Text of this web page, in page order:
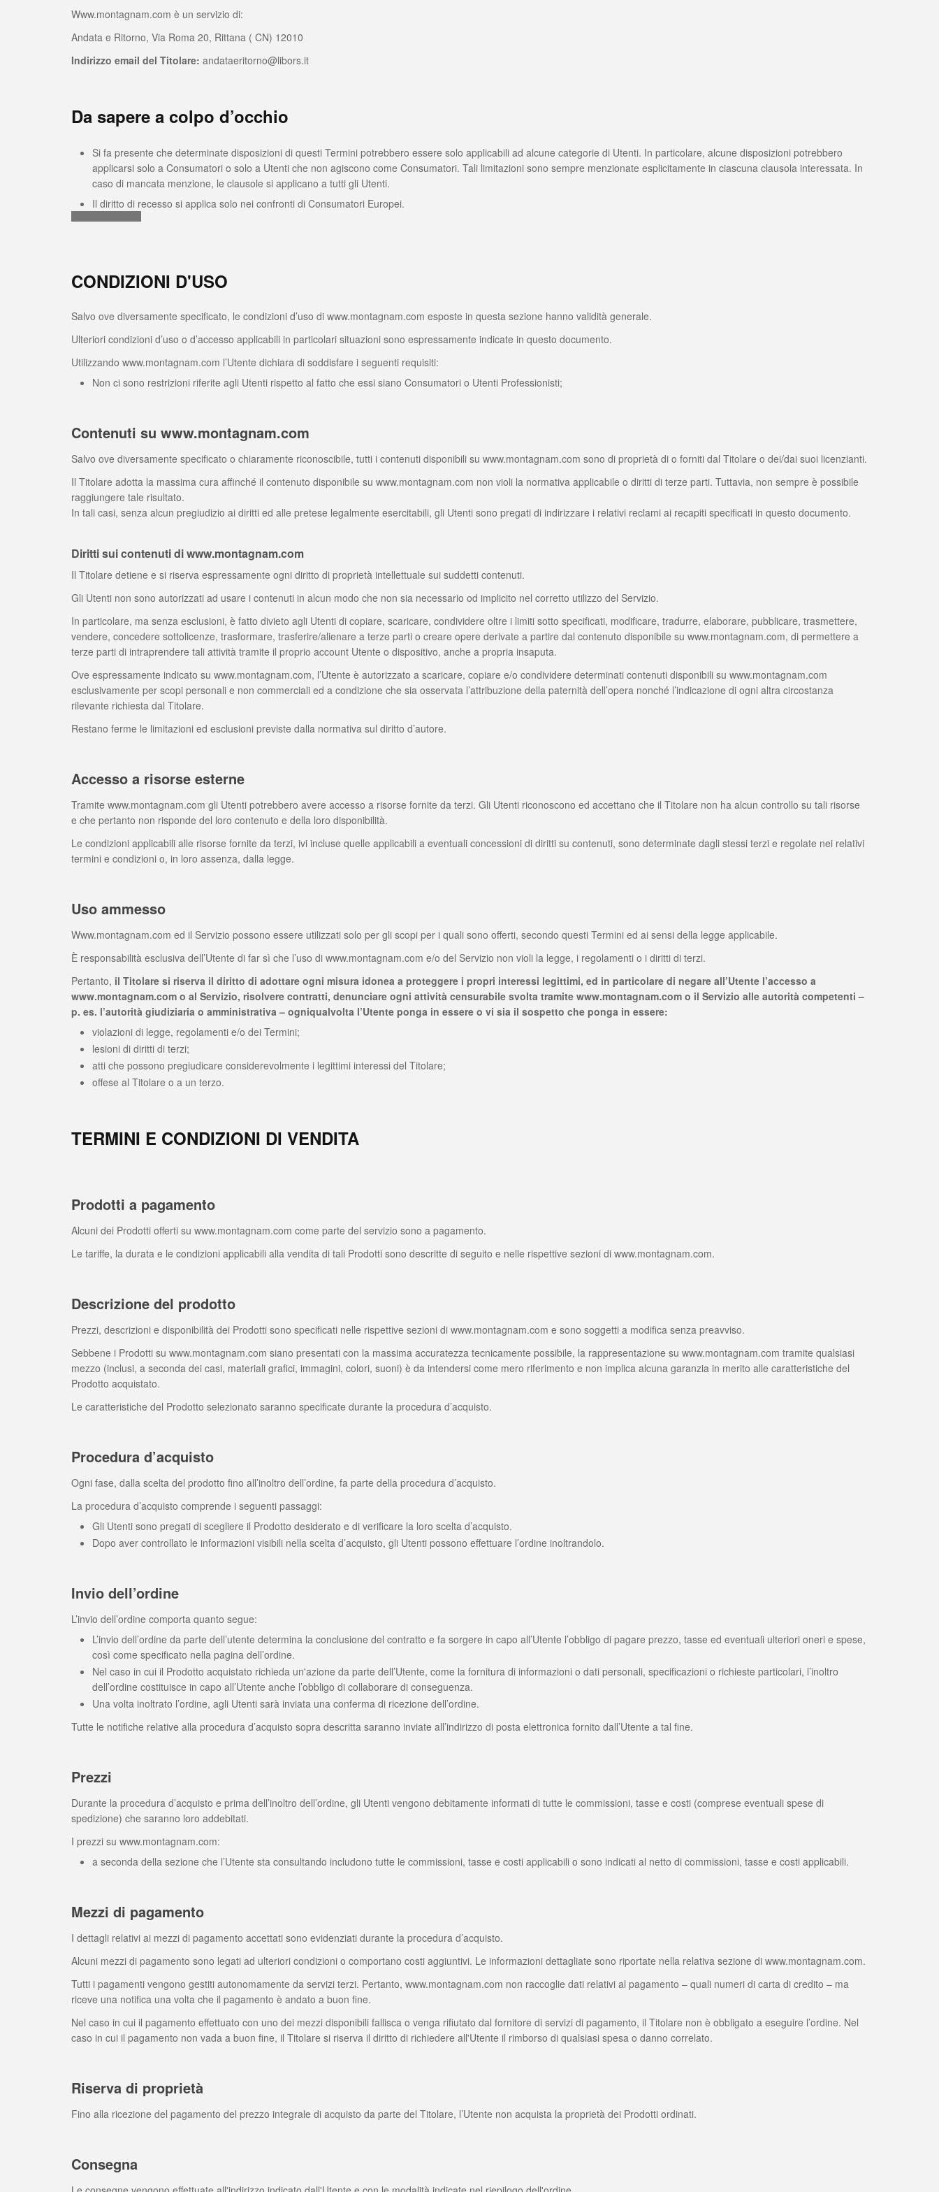
Www.montagnam.com è un servizio di:
Andata e Ritorno, Via Roma 20, Rittana ( CN) 12010
Indirizzo email del Titolare: andataeritorno@libors.it
Da sapere a colpo d’occhio
Si fa presente che determinate disposizioni di questi Termini potrebbero essere solo applicabili ad alcune categorie di Utenti. In particolare, alcune disposizioni potrebbero
applicarsi solo a Consumatori o solo a Utenti che non agiscono come Consumatori. Tali limitazioni sono sempre menzionate esplicitamente in ciascuna clausola interessata. In
caso di mancata menzione, le clausole si applicano a tutti gli Utenti.
Il diritto di recesso si applica solo nei confronti di Consumatori Europei.
CONDIZIONI D'USO
Salvo ove diversamente specificato, le condizioni d’uso di www.montagnam.com esposte in questa sezione hanno validità generale.
Ulteriori condizioni d’uso o d’accesso applicabili in particolari situazioni sono espressamente indicate in questo documento.
Utilizzando www.montagnam.com l’Utente dichiara di soddisfare i seguenti requisiti:
Non ci sono restrizioni riferite agli Utenti rispetto al fatto che essi siano Consumatori o Utenti Professionisti;
Contenuti su www.montagnam.com
Salvo ove diversamente specificato o chiaramente riconoscibile, tutti i contenuti disponibili su www.montagnam.com sono di proprietà di o forniti dal Titolare o dei/dai suoi licenzianti.
Il Titolare adotta la massima cura affinché il contenuto disponibile su www.montagnam.com non violi la normativa applicabile o diritti di terze parti. Tuttavia, non sempre è possibile
raggiungere tale risultato.
In tali casi, senza alcun pregiudizio ai diritti ed alle pretese legalmente esercitabili, gli Utenti sono pregati di indirizzare i relativi reclami ai recapiti specificati in questo documento.
Diritti sui contenuti di www.montagnam.com
Il Titolare detiene e si riserva espressamente ogni diritto di proprietà intellettuale sui suddetti contenuti.
Gli Utenti non sono autorizzati ad usare i contenuti in alcun modo che non sia necessario od implicito nel corretto utilizzo del Servizio.
In particolare, ma senza esclusioni, è fatto divieto agli Utenti di copiare, scaricare, condividere oltre i limiti sotto specificati, modificare, tradurre, elaborare, pubblicare, trasmettere,
vendere, concedere sottolicenze, trasformare, trasferire/alienare a terze parti o creare opere derivate a partire dal contenuto disponibile su www.montagnam.com, di permettere a
terze parti di intraprendere tali attività tramite il proprio account Utente o dispositivo, anche a propria insaputa.
Ove espressamente indicato su www.montagnam.com, l’Utente è autorizzato a scaricare, copiare e/o condividere determinati contenuti disponibili su www.montagnam.com
esclusivamente per scopi personali e non commerciali ed a condizione che sia osservata l’attribuzione della paternità dell’opera nonché l’indicazione di ogni altra circostanza
rilevante richiesta dal Titolare.
Restano ferme le limitazioni ed esclusioni previste dalla normativa sul diritto d’autore.
Accesso a risorse esterne
Tramite www.montagnam.com gli Utenti potrebbero avere accesso a risorse fornite da terzi. Gli Utenti riconoscono ed accettano che il Titolare non ha alcun controllo su tali risorse
e che pertanto non risponde del loro contenuto e della loro disponibilità.
Le condizioni applicabili alle risorse fornite da terzi, ivi incluse quelle applicabili a eventuali concessioni di diritti su contenuti, sono determinate dagli stessi terzi e regolate nei relativi
termini e condizioni o, in loro assenza, dalla legge.
Uso ammesso
Www.montagnam.com ed il Servizio possono essere utilizzati solo per gli scopi per i quali sono offerti, secondo questi Termini ed ai sensi della legge applicabile.
È responsabilità esclusiva dell’Utente di far sì che l’uso di www.montagnam.com e/o del Servizio non violi la legge, i regolamenti o i diritti di terzi.
Pertanto, il Titolare si riserva il diritto di adottare ogni misura idonea a proteggere i propri interessi legittimi, ed in particolare di negare all’Utente l’accesso a
www.montagnam.com o al Servizio, risolvere contratti, denunciare ogni attività censurabile svolta tramite www.montagnam.com o il Servizio alle autorità competenti –
p. es. l’autorità giudiziaria o amministrativa – ogniqualvolta l’Utente ponga in essere o vi sia il sospetto che ponga in essere:
violazioni di legge, regolamenti e/o dei Termini;
lesioni di diritti di terzi;
atti che possono pregiudicare considerevolmente i legittimi interessi del Titolare;
offese al Titolare o a un terzo.
TERMINI E CONDIZIONI DI VENDITA
Prodotti a pagamento
Alcuni dei Prodotti offerti su www.montagnam.com come parte del servizio sono a pagamento.
Le tariffe, la durata e le condizioni applicabili alla vendita di tali Prodotti sono descritte di seguito e nelle rispettive sezioni di www.montagnam.com.
Descrizione del prodotto
Prezzi, descrizioni e disponibilità dei Prodotti sono specificati nelle rispettive sezioni di www.montagnam.com e sono soggetti a modifica senza preavviso.
Sebbene i Prodotti su www.montagnam.com siano presentati con la massima accuratezza tecnicamente possibile, la rappresentazione su www.montagnam.com tramite qualsiasi
mezzo (inclusi, a seconda dei casi, materiali grafici, immagini, colori, suoni) è da intendersi come mero riferimento e non implica alcuna garanzia in merito alle caratteristiche del
Prodotto acquistato.
Le caratteristiche del Prodotto selezionato saranno specificate durante la procedura d’acquisto.
Procedura d’acquisto
Ogni fase, dalla scelta del prodotto fino all’inoltro dell’ordine, fa parte della procedura d’acquisto.
La procedura d’acquisto comprende i seguenti passaggi:
Gli Utenti sono pregati di scegliere il Prodotto desiderato e di verificare la loro scelta d’acquisto.
Dopo aver controllato le informazioni visibili nella scelta d’acquisto, gli Utenti possono effettuare l’ordine inoltrandolo.
Invio dell’ordine
L’invio dell’ordine comporta quanto segue:
L’invio dell’ordine da parte dell’utente determina la conclusione del contratto e fa sorgere in capo all’Utente l’obbligo di pagare prezzo, tasse ed eventuali ulteriori oneri e spese,
così come specificato nella pagina dell’ordine.
Nel caso in cui il Prodotto acquistato richieda un'azione da parte dell’Utente, come la fornitura di informazioni o dati personali, specificazioni o richieste particolari, l’inoltro
dell’ordine costituisce in capo all’Utente anche l’obbligo di collaborare di conseguenza.
Una volta inoltrato l’ordine, agli Utenti sarà inviata una conferma di ricezione dell’ordine.
Tutte le notifiche relative alla procedura d’acquisto sopra descritta saranno inviate all’indirizzo di posta elettronica fornito dall’Utente a tal fine.
Prezzi
Durante la procedura d’acquisto e prima dell’inoltro dell’ordine, gli Utenti vengono debitamente informati di tutte le commissioni, tasse e costi (comprese eventuali spese di
spedizione) che saranno loro addebitati.
I prezzi su www.montagnam.com:
a seconda della sezione che l’Utente sta consultando includono tutte le commissioni, tasse e costi applicabili o sono indicati al netto di commissioni, tasse e costi applicabili.
Mezzi di pagamento
I dettagli relativi ai mezzi di pagamento accettati sono evidenziati durante la procedura d’acquisto.
Alcuni mezzi di pagamento sono legati ad ulteriori condizioni o comportano costi aggiuntivi. Le informazioni dettagliate sono riportate nella relativa sezione di www.montagnam.com.
Tutti i pagamenti vengono gestiti autonomamente da servizi terzi. Pertanto, www.montagnam.com non raccoglie dati relativi al pagamento – quali numeri di carta di credito – ma
riceve una notifica una volta che il pagamento è andato a buon fine.
Nel caso in cui il pagamento effettuato con uno dei mezzi disponibili fallisca o venga rifiutato dal fornitore di servizi di pagamento, il Titolare non è obbligato a eseguire l’ordine. Nel
caso in cui il pagamento non vada a buon fine, il Titolare si riserva il diritto di richiedere all'Utente il rimborso di qualsiasi spesa o danno correlato.
Riserva di proprietà
Fino alla ricezione del pagamento del prezzo integrale di acquisto da parte del Titolare, l’Utente non acquista la proprietà dei Prodotti ordinati.
Consegna